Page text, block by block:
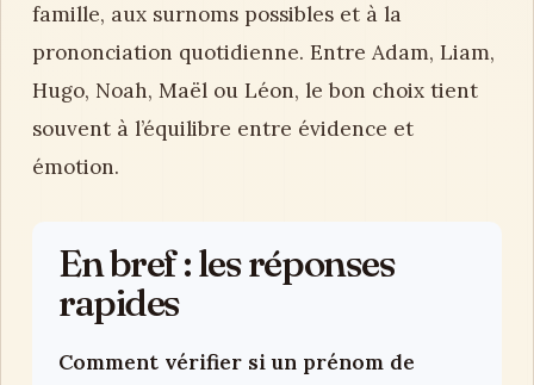
famille, aux surnoms possibles et à la
prononciation quotidienne. Entre Adam, Liam,
Hugo, Noah, Maël ou Léon, le bon choix tient
souvent à l’équilibre entre évidence et
émotion.
En bref : les réponses
rapides
Comment vérifier si un prénom de